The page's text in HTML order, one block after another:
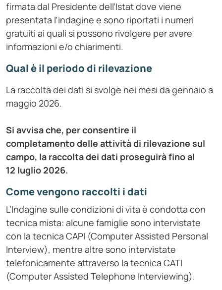
firmata dal Presidente dell’Istat dove viene
presentata l’indagine e sono riportati i numeri
gratuiti ai quali si possono rivolgere per avere
informazioni e/o chiarimenti.
Qual è il periodo di rilevazione
La raccolta dei dati si svolge nei mesi da gennaio a
maggio 2026.
Si avvisa che, per consentire il
completamentodelle attività di rilevazione sul
campo, la raccolta dei dati proseguirà fino al
12 luglio 2026.
Come vengono raccolti i dati
L’Indagine sulle condizioni di vita è condotta con
tecnica mista: alcune famiglie sono intervistate
con la tecnica CAPI (Computer Assisted Personal
Interview), mentre altre sono intervistate
telefonicamente attraverso la tecnica CATI
(Computer Assisted Telephone Interviewing).